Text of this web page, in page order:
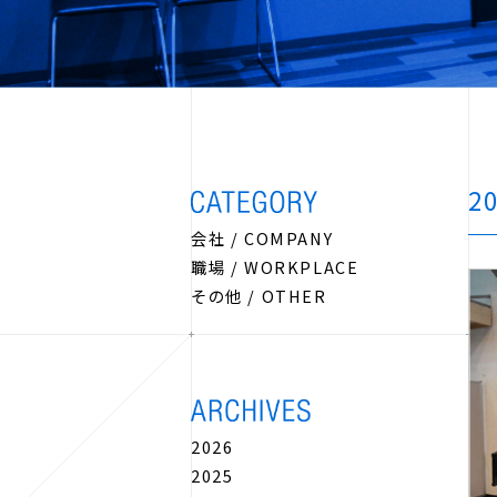
会社 / COMPANY
職場 / WORKPLACE
その他 / OTHER
2026
2025